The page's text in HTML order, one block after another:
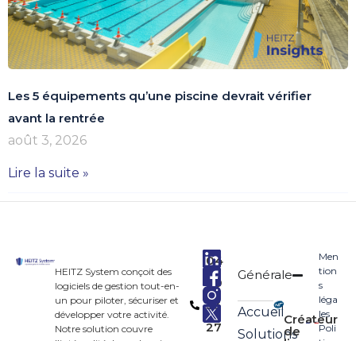
Les 5 équipements qu’une piscine devrait vérifier
avant la rentrée
août 3, 2026
Lire la suite »
HEITZ System conçoit des
logiciels de gestion tout-en-
un pour piloter, sécuriser et
développer votre activité.
Notre solution couvre
04
90
33
27
Générale
Accueil
Solutions
Créateur
de
Men
tion
s
léga
les
Poli